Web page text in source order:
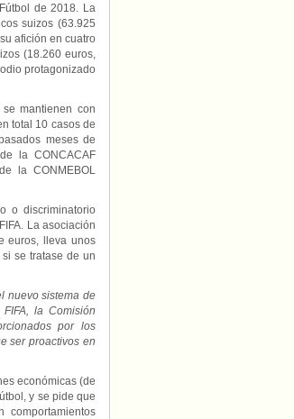
de 2018. La
suizos (63.925
afición en cuatro
(18.260 euros,
protagonizado
mantienen con
total 10 casos de
meses de
la CONCACAF
la CONMEBOL
o discriminatorio
La asociación
euros, lleva unos
se tratase de un
nuevo sistema de
la Comisión
por los
ser proactivos en
económicas (de
y se pide que